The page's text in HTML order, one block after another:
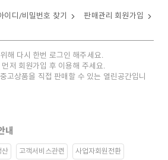
이디/비밀번호 찾기 판매관리 회원가입
해 다시 한번 로그인 해주세요.
저 회원가입 후 이용해 주세요.
고상품을 직접 판매할 수 있는 열린공간입니
내
산 고객서비스관련 사업자회원전환